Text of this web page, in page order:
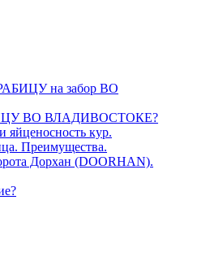
на забор ВО
ВО ВЛАДИВОСТОКЕ?
яйценосность кур.
Преимущества.
Дорхан (DOORHAN).